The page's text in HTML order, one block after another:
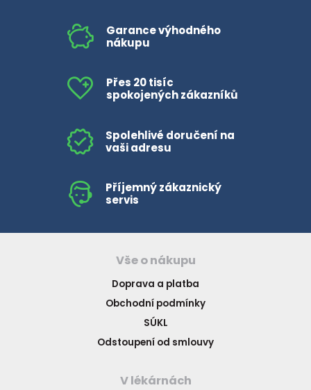
Garance výhodného
nákupu
Přes 20 tisíc
spokojených zákazníků
Spolehlivé doručení na
vaši adresu
Příjemný zákaznický
servis
Vše o nákupu
Doprava a platba
Obchodní podmínky
SÚKL
Odstoupení od smlouvy
V lékárnách